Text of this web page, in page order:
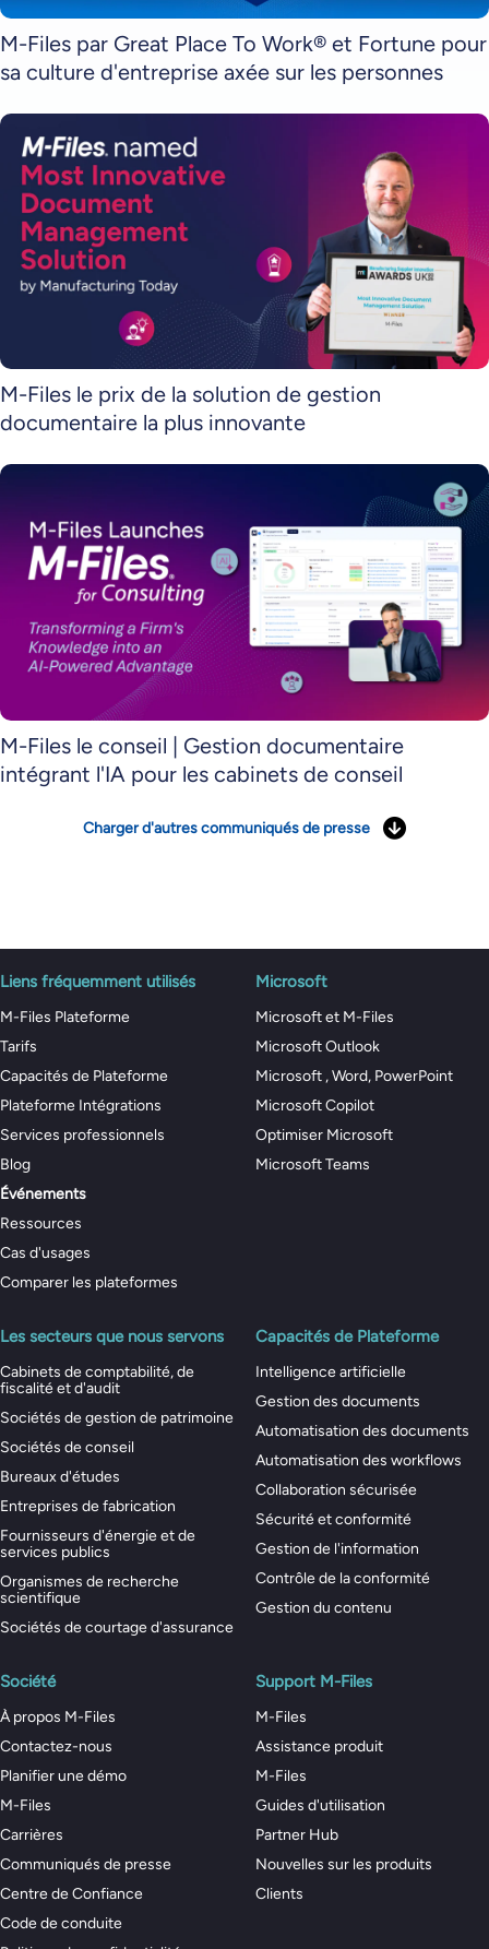
M-Files par Great Place To Work® et Fortune pour
sa culture d'entreprise axée sur les personnes
M-Files le prix de la solution de gestion
documentaire la plus innovante
M-Files le conseil | Gestion documentaire
intégrant l'IA pour les cabinets de conseil
Charger d'autres communiqués de presse
Liens fréquemment utilisés
M-Files Plateforme
Tarifs
Capacités de Plateforme
Plateforme Intégrations
Services professionnels
Blog
Événements
Ressources
Cas d'usages
Comparer les plateformes
Microsoft
Microsoft et M-Files
Microsoft Outlook
Microsoft , Word, PowerPoint
Microsoft Copilot
Optimiser Microsoft
Microsoft Teams
Les secteurs que nous servons
Cabinets de comptabilité, de
fiscalité et d'audit
Sociétés de gestion de patrimoine
Sociétés de conseil
Bureaux d'études
Entreprises de fabrication
Fournisseurs d'énergie et de
services publics
Organismes de recherche
scientifique
Sociétés de courtage d'assurance
Capacités de Plateforme
Intelligence artificielle
Gestion des documents
Automatisation des documents
Automatisation des workflows
Collaboration sécurisée
Sécurité et conformité
Gestion de l'information
Contrôle de la conformité
Gestion du contenu
Société
À propos M-Files
Contactez-nous
Planifier une démo
M-Files
Carrières
Communiqués de presse
Centre de Confiance
Code de conduite
Support M-Files
M-Files
Assistance produit
M-Files
Guides d'utilisation
Partner Hub
Nouvelles sur les produits
Clients